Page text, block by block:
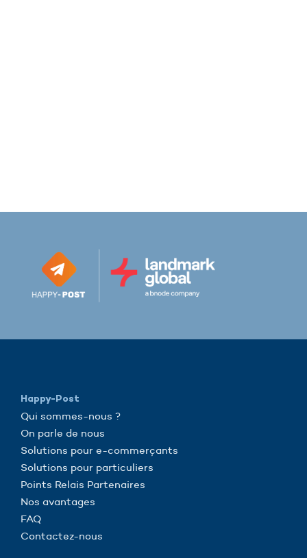
Happy-Post
Qui sommes-nous ?
On parle de nous
Solutions pour e-commerçants
Solutions pour particuliers
Points Relais Partenaires
Nos avantages
FAQ
Contactez-nous